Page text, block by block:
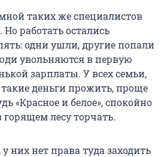
таких же специалистов
Но работать остались
одни ушли, другие попали
увольняются в первую
зарплаты. У всех семьи,
деньги прожить, проще
«Красное и белое», спокойно
горящем лесу торчать.
них нет права туда заходить